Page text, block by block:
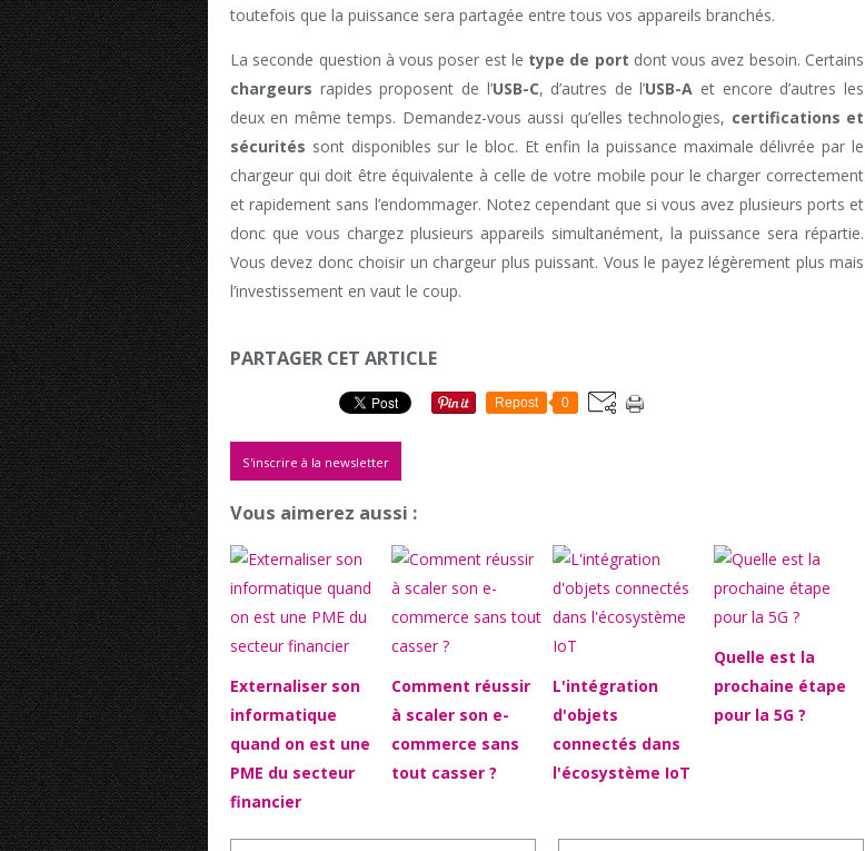
toutefois que la puissance sera partagée entre tous vos appareils branchés.
La seconde question à vous poser est le type de port dont vous avez besoin. Certains
chargeurs rapides proposent de l’USB-C, d’autres de l’USB-A et encore d’autres les
deux en même temps. Demandez-vous aussi qu’elles technologies, certifications et
sécurités sont disponibles sur le bloc. Et enfin la puissance maximale délivrée par le
chargeur qui doit être équivalente à celle de votre mobile pour le charger correctement
et rapidement sans l’endommager. Notez cependant que si vous avez plusieurs ports et
donc que vous chargez plusieurs appareils simultanément, la puissance sera répartie.
Vous devez donc choisir un chargeur plus puissant. Vous le payez légèrement plus mais
l’investissement en vaut le coup.
PARTAGER CET ARTICLE
Repost 0
S'inscrire à la newsletter
Vous aimerez aussi :
Externaliser son
informatique
quand on est une
PME du secteur
financier
Comment réussir
à scaler son e-
commerce sans
tout casser ?
L'intégration
d'objets
connectés dans
l'écosystème IoT
Quelle est la
prochaine étape
pour la 5G ?